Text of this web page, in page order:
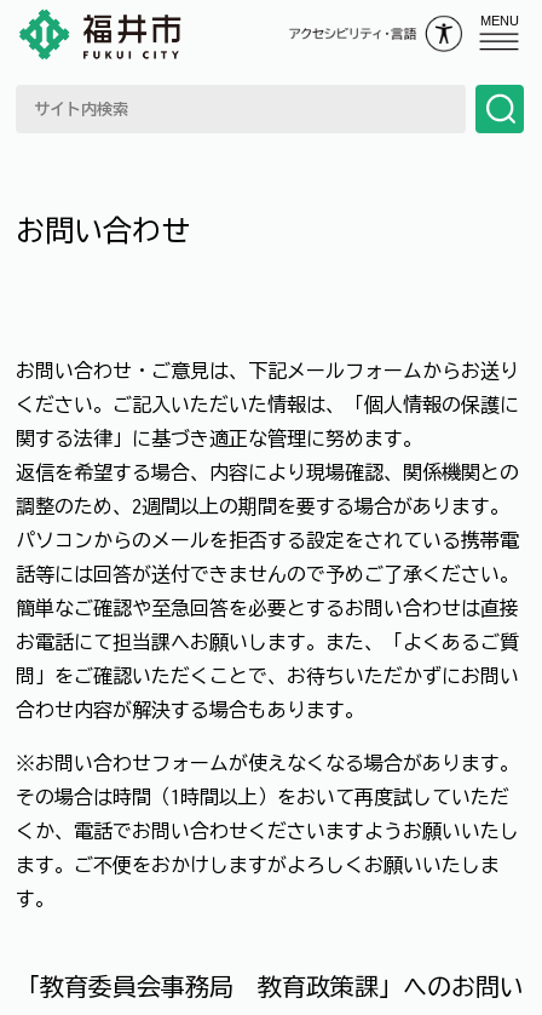
MENU
お問い合わせ
お問い合わせ・ご意見は、下記メールフォームからお送り
ください。ご記入いただいた情報は、「個人情報の保護に
関する法律」に基づき適正な管理に努めます。
返信を希望する場合、内容により現場確認、関係機関との
調整のため、2週間以上の期間を要する場合があります。
パソコンからのメールを拒否する設定をされている携帯電
話等には回答が送付できませんので予めご了承ください。
簡単なご確認や至急回答を必要とするお問い合わせは直接
お電話にて担当課へお願いします。また、「よくあるご質
問」をご確認いただくことで、お待ちいただかずにお問い
合わせ内容が解決する場合もあります。
※お問い合わせフォームが使えなくなる場合があります。
その場合は時間（1時間以上）をおいて再度試していただ
くか、電話でお問い合わせくださいますようお願いいたし
ます。ご不便をおかけしますがよろしくお願いいたしま
す。
「教育委員会事務局 教育政策課」へのお問い